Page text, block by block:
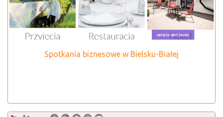
Spotkania biznesowe w Bielsku-Białej